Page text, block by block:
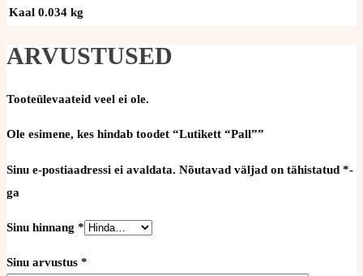
Kaal 0.034 kg
ARVUSTUSED
Tooteülevaateid veel ei ole.
Ole esimene, kes hindab toodet “Lutikett “Pall””
Sinu e-postiaadressi ei avaldata. Nõutavad väljad on tähistatud *-
ga
Sinu hinnang *
Sinu arvustus *